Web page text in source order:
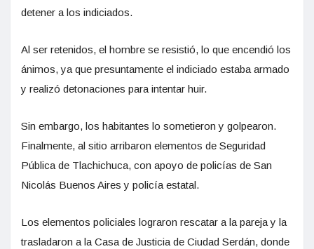
detener a los indiciados.
Al ser retenidos, el hombre se resistió, lo que encendió los
ánimos, ya que presuntamente el indiciado estaba armado
y realizó detonaciones para intentar huir.
Sin embargo, los habitantes lo sometieron y golpearon.
Finalmente, al sitio arribaron elementos de Seguridad
Pública de Tlachichuca, con apoyo de policías de San
Nicolás Buenos Aires y policía estatal.
Los elementos policiales lograron rescatar a la pareja y la
trasladaron a la Casa de Justicia de Ciudad Serdán, donde